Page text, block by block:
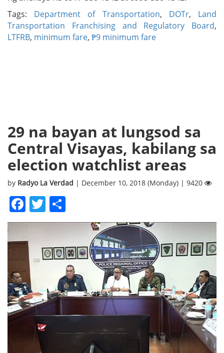
Tags: Department of Transportation, DOTr, Land
Transportation Franchising and Regulatory Board,
LTFRB, minimum fare, ₱9 minimum fare
29 na bayan at lungsod sa
Central Visayas, kabilang sa
election watchlist areas
by Radyo La Verdad | December 10, 2018 (Monday) | 9420
Facebook
Twitter